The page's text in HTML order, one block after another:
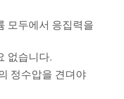
모두에서 응집력을
없습니다.
정수압을 견뎌야